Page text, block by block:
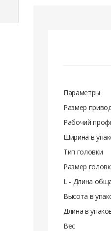
Параметры
Размер
Рабочий
Ширина в
Тип головки
Размер
L - Длина
Высота в
Длина в
Вес